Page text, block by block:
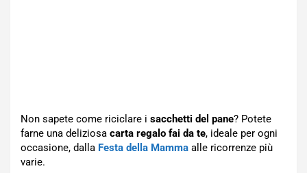
Non sapete come riciclare i sacchetti del pane? Potete
farne una deliziosa carta regalo fai da te, ideale per ogni
occasione, dalla Festa della Mamma alle ricorrenze più
varie.